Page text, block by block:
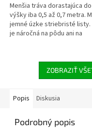
Menšia tráva dorastajúca do
výšky iba 0,5 až 0,7 metra.
jemné úzke striebristé listy.
je náročná na pôdu ani na
úplný tieň.
ZOBRAZIŤ
Popis Diskusia
Podrobný popis